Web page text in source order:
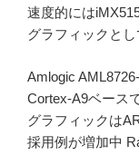
速度的には
グラフィックとし
Amlogic
Cortex-A9ベース
グラフィックは
採用例が増加中